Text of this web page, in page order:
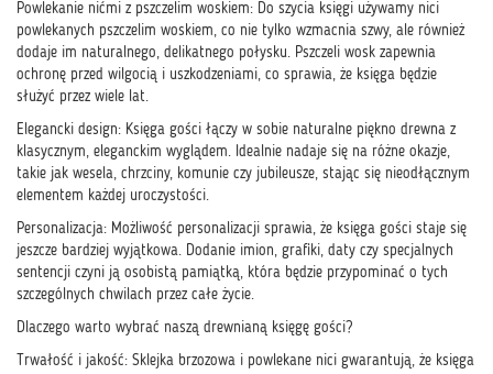
Powlekanie nićmi z pszczelim woskiem: Do szycia księgi używamy nici
powlekanych pszczelim woskiem, co nie tylko wzmacnia szwy, ale również
dodaje im naturalnego, delikatnego połysku. Pszczeli wosk zapewnia
ochronę przed wilgocią i uszkodzeniami, co sprawia, że księga będzie
służyć przez wiele lat.
Elegancki design: Księga gości łączy w sobie naturalne piękno drewna z
klasycznym, eleganckim wyglądem. Idealnie nadaje się na różne okazje,
takie jak wesela, chrzciny, komunie czy jubileusze, stając się nieodłącznym
elementem każdej uroczystości.
Personalizacja: Możliwość personalizacji sprawia, że księga gości staje się
jeszcze bardziej wyjątkowa. Dodanie imion, grafiki, daty czy specjalnych
sentencji czyni ją osobistą pamiątką, która będzie przypominać o tych
szczególnych chwilach przez całe życie.
Dlaczego warto wybrać naszą drewnianą księgę gości?
Trwałość i jakość: Sklejka brzozowa i powlekane nici gwarantują, że księga